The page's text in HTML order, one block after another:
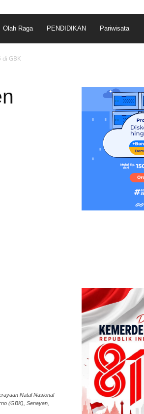
Olah Raga PENDIDIKAN Pariwisata
GBK
Natal Nasional
(GBK), Senayan,